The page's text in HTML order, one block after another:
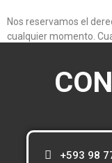
Nos reservamos el
cualquier momento.
+593 98